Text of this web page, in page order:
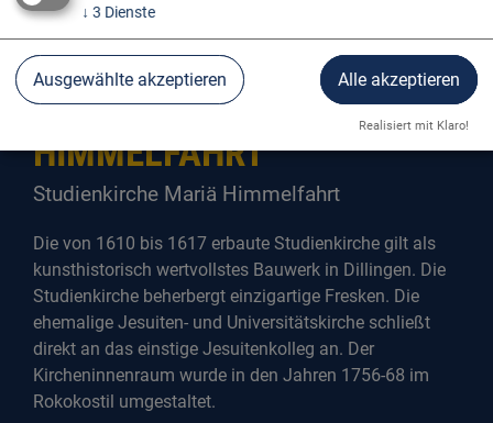
STUDIENKIRCHE MARIÄ
HIMMELFAHRT
Studienkirche Mariä Himmelfahrt
Die von 1610 bis 1617 erbaute Studienkirche gilt als
kunsthistorisch wertvollstes Bauwerk in Dillingen. Die
Studienkirche beherbergt einzigartige Fresken. Die
ehemalige Jesuiten- und Universitätskirche schließt
direkt an das einstige Jesuitenkolleg an. Der
Kircheninnenraum wurde in den Jahren 1756-68 im
Rokokostil umgestaltet.
↓ 3 Dienste
Ausgewählte akzeptieren Alle akzeptieren
Realisiert mit Klaro!